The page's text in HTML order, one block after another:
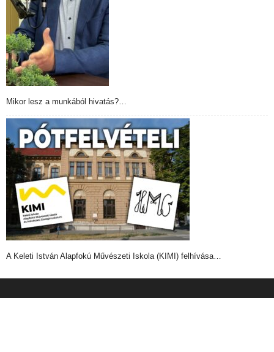
Mikor lesz a munkából hivatás?…
A Keleti István Alapfokú Művészeti Iskola (KIMI) felhívása…